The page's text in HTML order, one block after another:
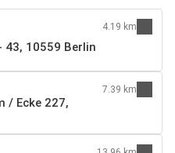
43, 10559 Berlin
4.19 km
/ Ecke 227,
7.39 km